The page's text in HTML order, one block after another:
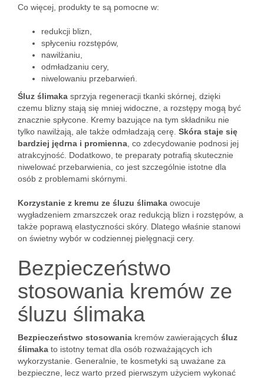
Co więcej, produkty te są pomocne w:
redukcji blizn,
spłyceniu rozstępów,
nawilżaniu,
odmładzaniu cery,
niwelowaniu przebarwień.
Śluz ślimaka sprzyja regeneracji tkanki skórnej, dzięki
czemu blizny stają się mniej widoczne, a rozstępy mogą być
znacznie spłycone. Kremy bazujące na tym składniku nie
tylko nawilżają, ale także odmładzają cerę. Skóra staje się
bardziej jędrna i promienna , co zdecydowanie podnosi jej
atrakcyjność. Dodatkowo, te preparaty potrafią skutecznie
niwelować przebarwienia, co jest szczególnie istotne dla
osób z problemami skórnymi.
Korzystanie z kremu ze śluzu ślimaka owocuje
wygładzeniem zmarszczek oraz redukcją blizn i rozstępów, a
także poprawą elastyczności skóry. Dlatego właśnie stanowi
on świetny wybór w codziennej pielęgnacji cery.
Bezpieczeństwo
stosowania kremów ze
śluzu ślimaka
Bezpieczeństwo stosowania kremów zawierających śluz
ślimaka to istotny temat dla osób rozważających ich
wykorzystanie. Generalnie, te kosmetyki są uważane za
bezpieczne, lecz warto przed pierwszym użyciem wykonać